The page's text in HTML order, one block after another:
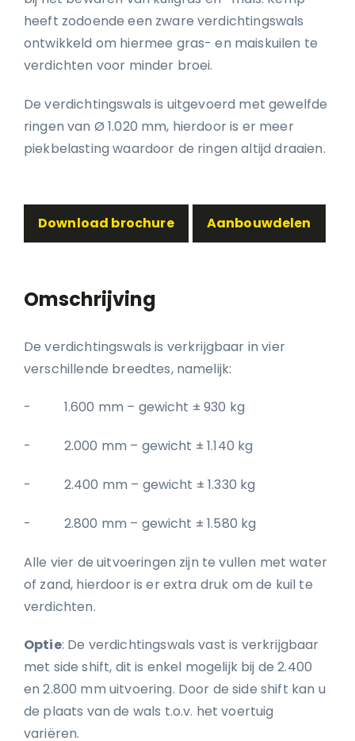
heeft zodoende een zware verdichtingswals
ontwikkeld om hiermee gras- en maiskuilen te
verdichten voor minder broei.
De verdichtingswals is uitgevoerd met gewelfde
ringen van Ø 1.020 mm, hierdoor is er meer
piekbelasting waardoor de ringen altijd draaien.
Download brochure Aanbouwdelen
Omschrijving
De verdichtingswals is verkrijgbaar in vier
verschillende breedtes, namelijk:
- 1.600 mm – gewicht ± 930 kg
- 2.000 mm – gewicht ± 1.140 kg
- 2.400 mm – gewicht ± 1.330 kg
- 2.800 mm – gewicht ± 1.580 kg
Alle vier de uitvoeringen zijn te vullen met water
of zand, hierdoor is er extra druk om de kuil te
verdichten.
Optie: De verdichtingswals vast is verkrijgbaar
met side shift, dit is enkel mogelijk bij de 2.400
en 2.800 mm uitvoering. Door de side shift kan u
de plaats van de wals t.o.v. het voertuig
variëren.